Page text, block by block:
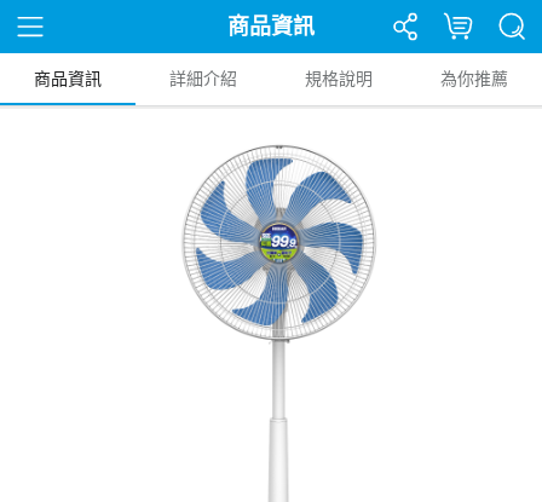
商品資訊
商品資訊 詳細介紹 規格說明 為你推薦